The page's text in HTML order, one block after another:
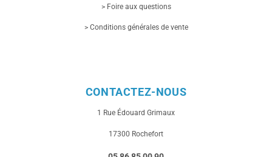
> Foire aux questions
> Conditions générales de vente
CONTACTEZ-NOUS
1 Rue Édouard Grimaux
17300 Rochefort